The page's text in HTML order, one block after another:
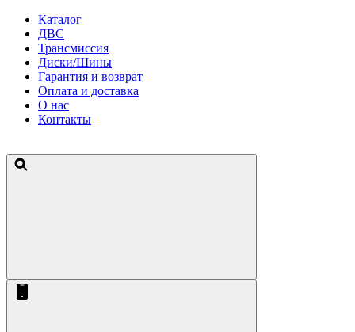
Каталог
ДВС
Трансмиссия
Диски/Шины
Гарантия и возврат
Оплата и доставка
О нас
Контакты